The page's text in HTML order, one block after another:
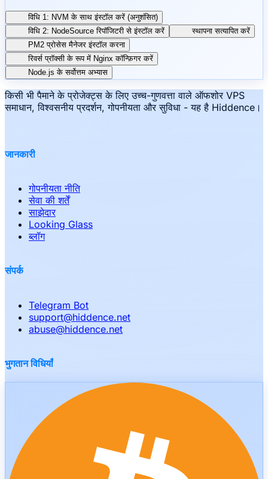
विधि 1: NVM के साथ इंस्टॉल करें (अनुशंसित)
विधि 2: NodeSource रिपॉजिटरी से इंस्टॉल करें
स्थापना सत्यापित करें
PM2 प्रोसेस मैनेजर इंस्टॉल करना
रिवर्स प्रॉक्सी के रूप में Nginx कॉन्फ़िगर करें
Node.js के सर्वोत्तम अभ्यास
किसी भी पैमाने के प्रोजेक्ट्स के लिए उच्च-गुणवत्ता वाले ऑफशोर VPS
समाधान, विश्वसनीय प्रदर्शन, गोपनीयता और सुविधा - यह है Hiddence।
जानकारी
गोपनीयता नीति
सेवा की शर्तें
साझेदार
Looking Glass
ब्लॉग
संपर्क
Telegram Bot
support@hiddence.net
abuse@hiddence.net
भुगतान विधियाँ